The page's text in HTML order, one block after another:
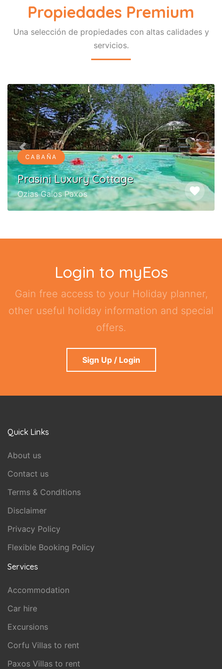
Propiedades Premium
Una selección de propiedades con altas calidades y
servicios.
favorite
CABAÑA
Prasini Luxury Cottage
Ozias Gaios Paxos
Previous Next
Login to myEos
Gain free access to your Holiday planner,
other useful holiday information and special
offers.
Sign Up / Login
Quick Links
About us
Contact us
Terms & Conditions
Disclaimer
Privacy Policy
Flexible Booking Policy
Services
Accommodation
Car hire
Excursions
Corfu Villas to rent
Paxos Villas to rent